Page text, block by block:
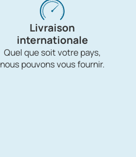
Livraison
internationale
Quel que soit votre pays,
nous pouvons vous fournir.